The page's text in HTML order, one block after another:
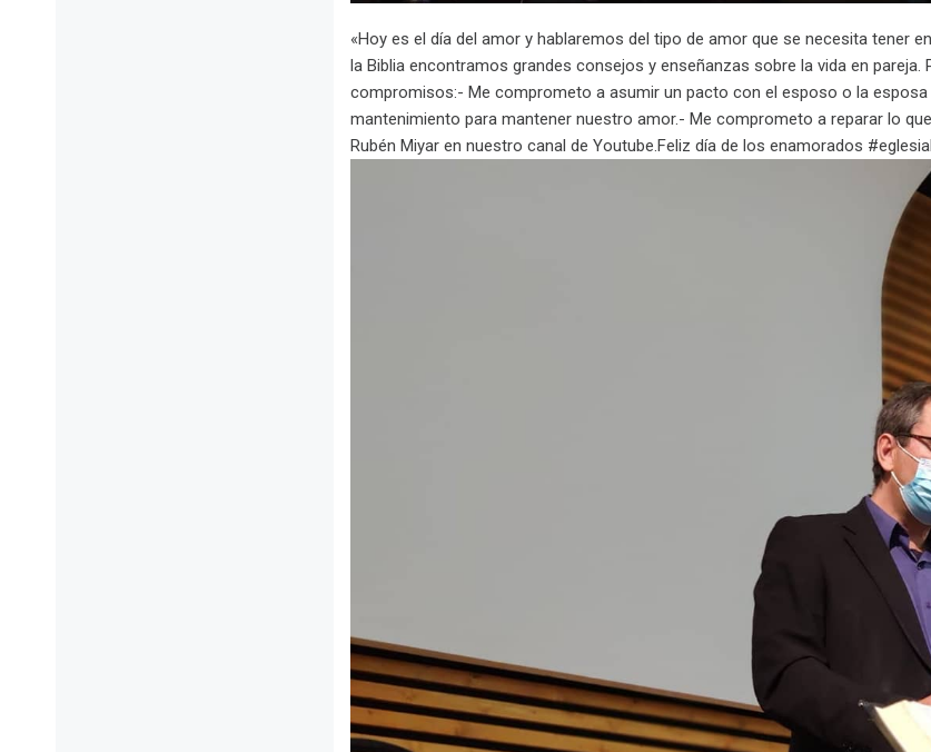
«Hoy es el día del amor y hablaremos del tipo de amor que se necesita tener
la Biblia encontramos grandes consejos y enseñanzas sobre la vida en
compromisos:- Me comprometo a asumir un pacto con el esposo o la
mantenimiento para mantener nuestro amor.- Me comprometo a reparar lo
Rubén Miyar en nuestro canal de Youtube.Feliz día de los enamorados